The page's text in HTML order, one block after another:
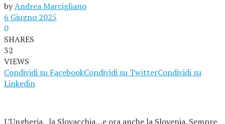
byAndrea Marcigliano
6 Giugno 2025
0
SHARES
32
VIEWS
Condividi su FacebookCondividi su TwitterCondividi su
Linkedin
L’Ungheria, la Slovacchia…e ora anche la Slovenia. Sempre